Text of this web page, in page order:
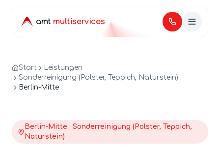
amt multiservices
Start
Leistungen
Sonderreinigung (Polster, Teppich, Naturstein)
Berlin-Mitte
Berlin-Mitte · Sonderreinigung (Polster, Teppich,
Naturstein)